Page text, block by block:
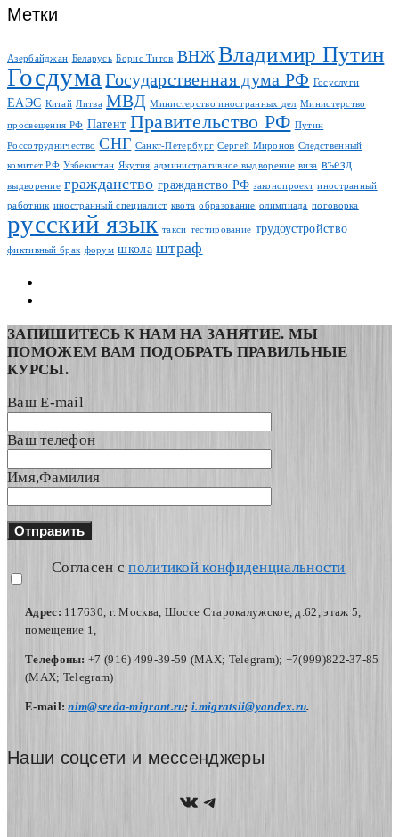
Метки
Азербайджан Беларусь Борис Титов ВНЖ Владимир Путин
Госдума Государственная дума РФ Госуслуги
ЕАЭС Китай Литва МВД Министерство иностранных дел Министерство
просвещения РФ Патент Правительство РФ Путин
Россотрудничество СНГ Санкт-Петербург Сергей Миронов Следственный
комитет РФ Узбекистан Якутия административное выдворение виза въезд
выдворение гражданство гражданство РФ законопроект иностранный
работник иностранный специалист квота образование олимпиада поговорка
русский язык такси тестирование трудоустройство
фиктивный брак форум школа штраф
ЗАПИШИТЕСЬ К НАМ НА ЗАНЯТИЕ. МЫ
ПОМОЖЕМ ВАМ ПОДОБРАТЬ ПРАВИЛЬНЫЕ
КУРСЫ.
Ваш E-mail
Ваш телефон
Имя,Фамилия
Согласен сполитикой конфиденциальности
Адрес: 117630, г. Москва, Шоссе Старокалужское, д.62, этаж 5,
помещение 1,
Телефоны: +7 (916) 499-39-59 (MAX; Telegram); +7(999)822-37-85
(MAX; Telegram)
Е-mail:nim@sreda-migrant.ru;i.migratsii@yandex.ru.
Наши соцсети и мессенджеры
https://vk.com/
Telegram